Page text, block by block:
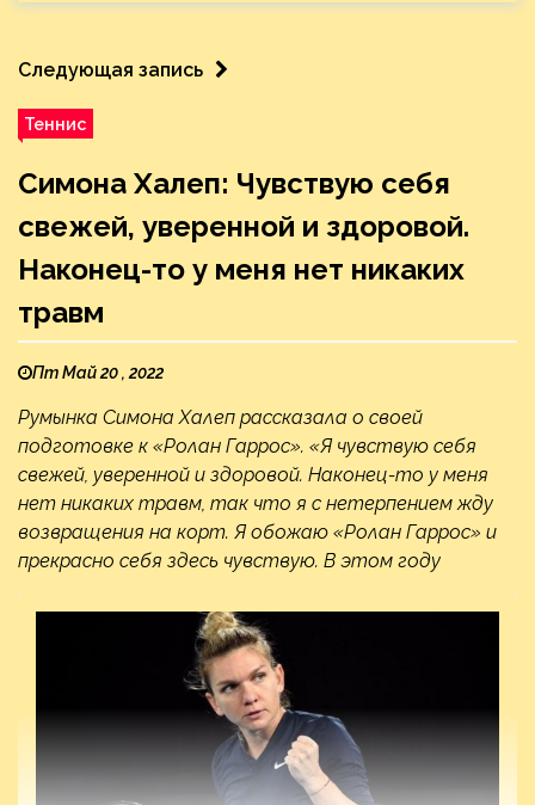
Следующая запись
Теннис
Симона Халеп: Чувствую себя
свежей, уверенной и здоровой.
Наконец-то у меня нет никаких
травм
Пт Май 20 , 2022
Румынка Симона Халеп рассказала о своей
подготовке к «Ролан Гаррос». «Я чувствую себя
свежей, уверенной и здоровой. Наконец-то у меня
нет никаких травм, так что я с нетерпением жду
возвращения на корт. Я обожаю «Ролан Гаррос» и
прекрасно себя здесь чувствую. В этом году